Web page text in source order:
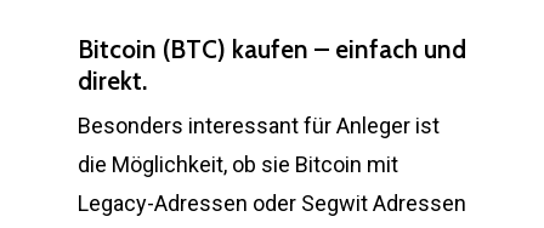
Bitcoin (BTC) kaufen – einfach und
direkt.
Besonders interessant für Anleger ist
die Möglichkeit, ob sie Bitcoin mit
Legacy-Adressen oder Segwit Adressen